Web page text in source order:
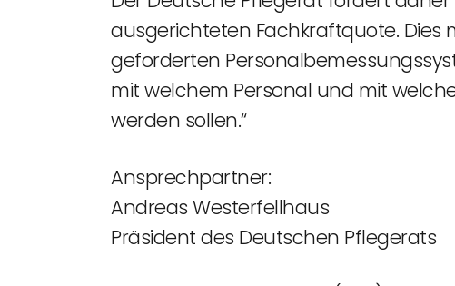
ausgerichteten Fachkraftquote. Dies
geforderten
mit welchem Personal und mit
werden sollen.“
Ansprechpartner:
Andreas Westerfellhaus
Präsident des Deutschen Pflegerats